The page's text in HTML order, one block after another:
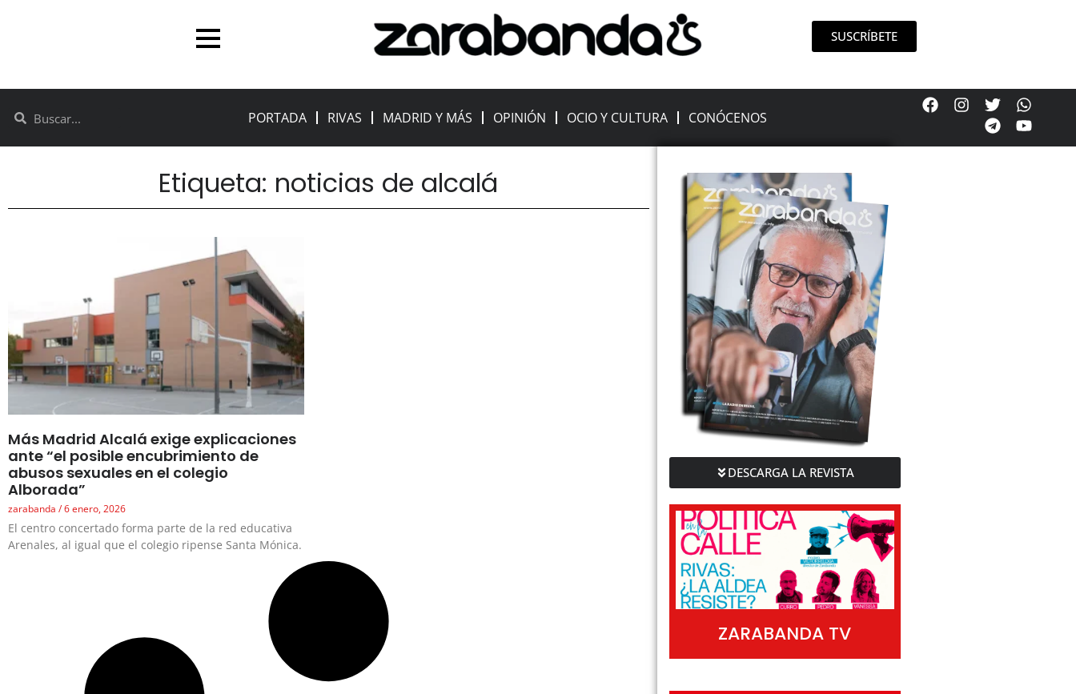
SUSCRÍBETE
PORTADA RIVAS MADRID Y MÁS OPINIÓN OCIO Y CULTURA CONÓCENOS
Etiqueta: noticias de alcalá
Más Madrid Alcalá exige explicaciones
ante “el posible encubrimiento de
abusos sexuales en el colegio
Alborada”
zarabanda 6 enero, 2026
El centro concertado forma parte de la red educativa
Arenales, al igual que el colegio ripense Santa Mónica.
DESCARGA LA REVISTA
ZARABANDA TV